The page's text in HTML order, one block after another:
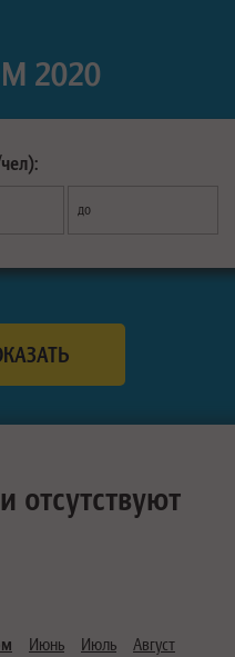
2020
до
отсутствуют
Июнь Июль Август